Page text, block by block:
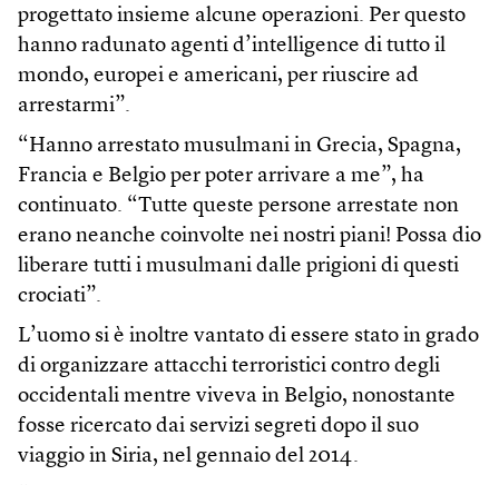
progettato insieme alcune operazioni. Per questo
hanno radunato agenti d’intelligence di tutto il
mondo, europei e americani, per riuscire ad
arrestarmi”.
“Hanno arrestato musulmani in Grecia, Spagna,
Francia e Belgio per poter arrivare a me”, ha
continuato. “Tutte queste persone arrestate non
erano neanche coinvolte nei nostri piani! Possa dio
liberare tutti i musulmani dalle prigioni di questi
crociati”.
L’uomo si è inoltre vantato di essere stato in grado
di organizzare attacchi terroristici contro degli
occidentali mentre viveva in Belgio, nonostante
fosse ricercato dai servizi segreti dopo il suo
viaggio in Siria, nel gennaio del 2014.